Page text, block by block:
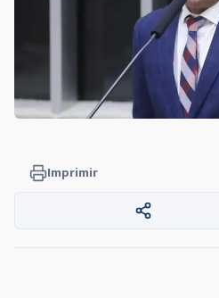
Imprimir